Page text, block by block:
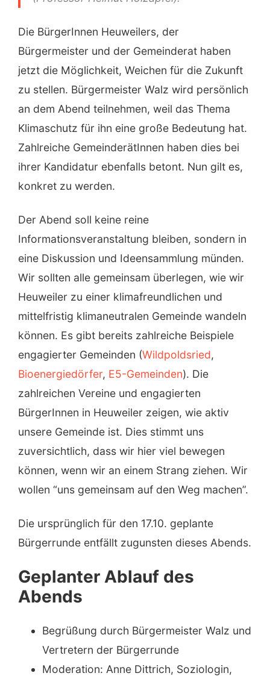
Die BürgerInnen Heuweilers, der
Bürgermeister und der Gemeinderat haben
jetzt die Möglichkeit, Weichen für die Zukunft
zu stellen. Bürgermeister Walz wird persönlich
an dem Abend teilnehmen, weil das Thema
Klimaschutz für ihn eine große Bedeutung hat.
Zahlreiche GemeinderätInnen haben dies bei
ihrer Kandidatur ebenfalls betont. Nun gilt es,
konkret zu werden.
Der Abend soll keine reine
Informationsveranstaltung bleiben, sondern in
eine Diskussion und Ideensammlung münden.
Wir sollten alle gemeinsam überlegen, wie wir
Heuweiler zu einer klimafreundlichen und
mittelfristig klimaneutralen Gemeinde wandeln
können. Es gibt bereits zahlreiche Beispiele
engagierter Gemeinden (Wildpoldsried,
Bioenergiedörfer, E5-Gemeinden). Die
zahlreichen Vereine und engagierten
BürgerInnen in Heuweiler zeigen, wie aktiv
unsere Gemeinde ist. Dies stimmt uns
zuversichtlich, dass wir hier viel bewegen
können, wenn wir an einem Strang ziehen. Wir
wollen “uns gemeinsam auf den Weg machen”.
Die ursprünglich für den 17.10. geplante
Bürgerrunde entfällt zugunsten dieses Abends.
Geplanter Ablauf des
Abends
Begrüßung durch Bürgermeister Walz und
Vertretern der Bürgerrunde
Moderation: Anne Dittrich, Soziologin,